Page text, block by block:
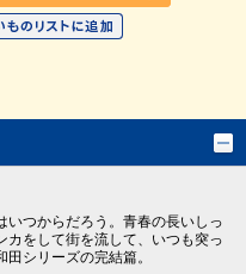
いつからだろう。青春の長いしっ
カをして街を流して、いつも突っ
シリーズの完結篇。